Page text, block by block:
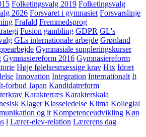
Folketingsvalg 2019 Folketingsvalg
2026 Forsvaret i gymnasiet Forsvarslinje
Frafald Fremmedsprog
Fusion gambling GDPR GL's
GLs internationale arbejde Grønland
Gymnasiale suppleringskurser
Gymnasiereform 2016 Gymnasiereform
Høje følelsesmæssige krav Htx Idræt
Innovation Integration Internationalt It
forbud Japan Kandidatreform
Karakterræs Karakterskala
Klager Klasseledelse Klima Kollegial
og it Kompetenceudvikling Køn
l Lærer-elev-relation Lærerens dag